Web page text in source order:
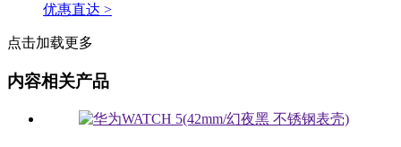
优惠直达 >
点击加载更多
内容相关产品